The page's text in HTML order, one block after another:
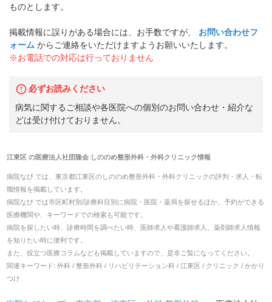
ものとします。
掲載情報に誤りがある場合には、お手数ですが、
お問い合わせフ
ォーム からご連絡をいただけますようお願いいたします。
※お電話での対応は行っておりません
必ずお読みください
病気に関するご相談や各医院への個別のお問い合わせ・紹介な
どは受け付けておりません。
江東区の医療法人社団隆会 しののめ整形外科・外科クリニック情報
病院なび では、 東京都江東区のしののめ整形外科・外科クリニックの評判・求人・転
職情報を掲載しています。
病院なび では市区町村別/診療科目別に病院・医院・薬局を探せるほか、予約ができる
医療機関や、キーワードでの検索も可能です。
病院を探したい時、診療時間を調べたい時、医師求人や看護師求人、薬剤師求人情報
を知りたい時に便利です。
また、役立つ医療コラムなども掲載していますので、是非ご覧になってください。
関連キーワード: 外科 / 整形外科 / リハビリテーション科 / 江東区 / クリニック / かかり
つけ